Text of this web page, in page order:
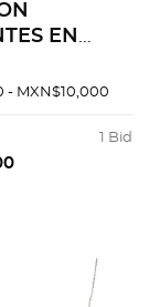
EN
corte 8x8
- MXN$10,000
1 Bid